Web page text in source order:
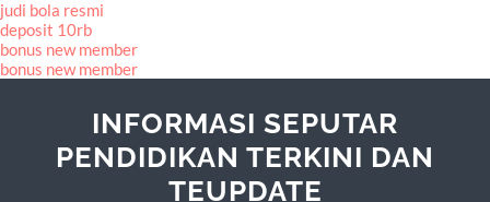
judi bola resmi
deposit 10rb
bonus new member
bonus new member
INFORMASI SEPUTAR
PENDIDIKAN TERKINI DAN
TEUPDATE